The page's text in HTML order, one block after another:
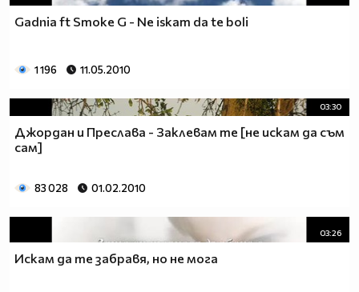
Gadnia ft Smoke G - Ne iskam da te boli
1 196 11.05.2010
03:30
Джордан и Преслава - Заклевам те [не искам да съм
сам]
83 028 01.02.2010
03:26
Искам да те забравя, но не мога